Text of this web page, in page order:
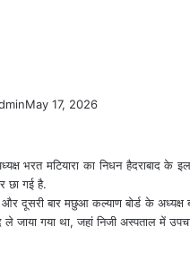
May 17, 2026
भरत मटियारा का निधन हैदराबाद
छा गई है.
और दूसरी बार मछुआ कल्याण बोर्ड के
जाया गया था, जहां निजी अस्पताल में